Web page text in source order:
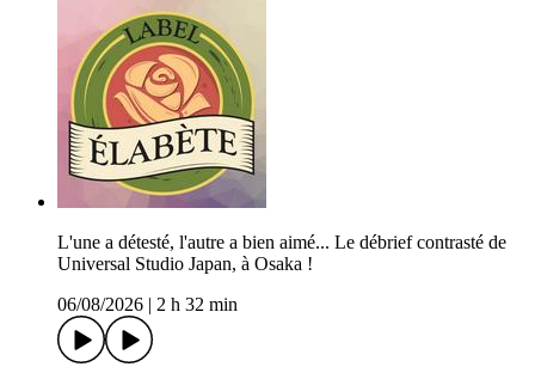
L'une a détesté, l'autre a bien aimé... Le débrief contrasté de
Universal Studio Japan, à Osaka !
06/08/2026
2 h 32 min